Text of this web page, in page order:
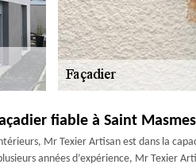
fiable à Saint Masmes
Mr Texier Artisan est dans la
années d’expérience, Mr Texier